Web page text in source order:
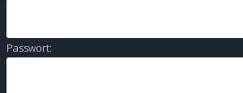
Passwort: